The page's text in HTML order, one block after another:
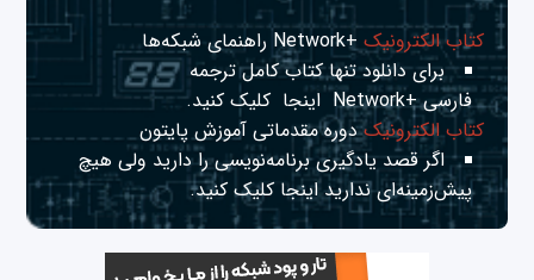
کتاب الکترونیک+Network راهنمای شبکه‌ها
برای دانلود تنها کتاب کامل ترجمه
فارسی +Network
اینجا کلیک کنید.
کتاب الکترونیکدوره مقدماتی آموزش پایتون
اگر قصد یادگیری برنامه‌نویسی را دارید ولی هیچ
پیش‌زمینه‌ای نداریداینجا کلیک کنید.